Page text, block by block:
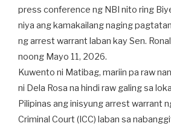
press conference ng NBI nito ring
niya ang kamakailang naging
ng arrest warrant laban kay Sen.
noong Mayo 11, 2026.
Kuwento ni Matibag, mariin pa raw
ni Dela Rosa na hindi raw galing sa
Pilipinas ang inisyung arrest warrant
Criminal Court (ICC) laban sa